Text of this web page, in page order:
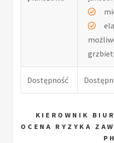
Dostępność
KIEROWNIK
OCENA RYZYKA